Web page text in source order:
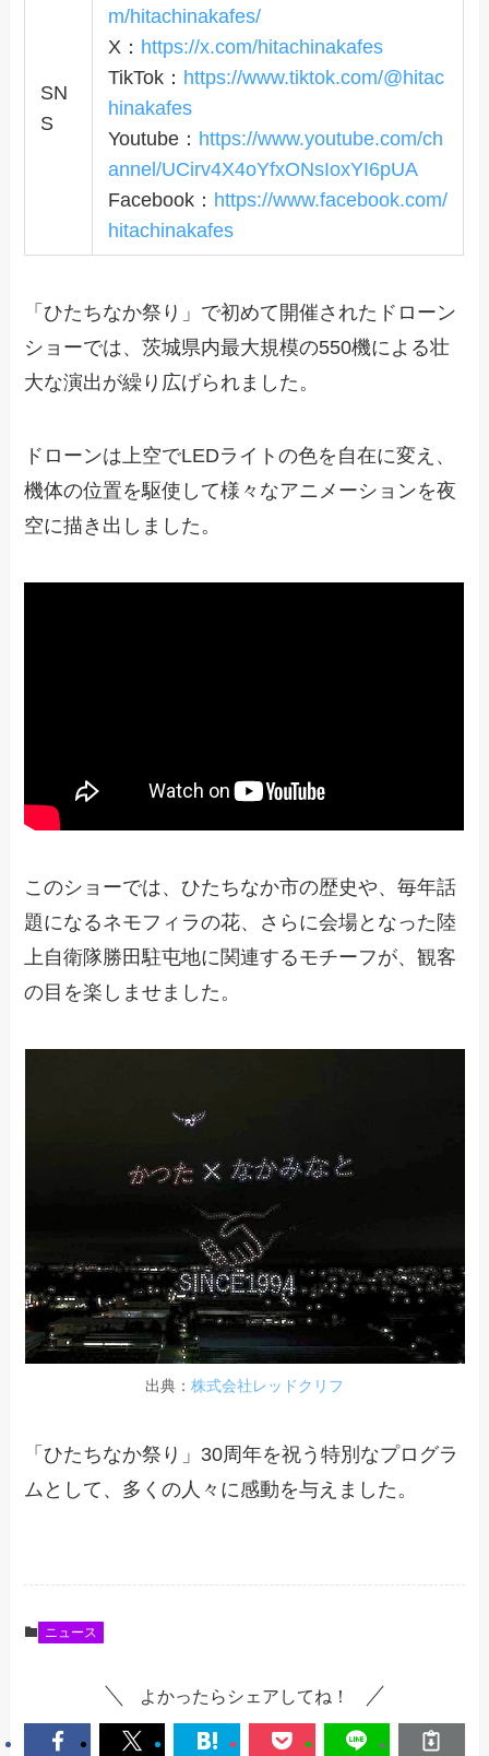
SN
S
m/hitachinakafes/
X： https://x.com/hitachinakafes
TikTok： https://www.tiktok.com/@hitac
hinakafes
Youtube： https://www.youtube.com/ch
annel/UCirv4X4oYfxONsIoxYI6pUA
Facebook： https://www.facebook.com/
hitachinakafes
「ひたちなか祭り」で初めて開催されたドローン
ショーでは、茨城県内最大規模の550機による壮
大な演出が繰り広げられました。
ドローンは上空でLEDライトの色を自在に変え、
機体の位置を駆使して様々なアニメーションを夜
空に描き出しました。
このショーでは、ひたちなか市の歴史や、毎年話
題になるネモフィラの花、さらに会場となった陸
上自衛隊勝田駐屯地に関連するモチーフが、観客
の目を楽しませました。
出典： 株式会社レッドクリフ
「ひたちなか祭り」30周年を祝う特別なプログラ
ムとして、多くの人々に感動を与えました。
ニュース
よかったらシェアしてね！